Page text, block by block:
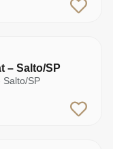
– Salto/SP
Salto/SP